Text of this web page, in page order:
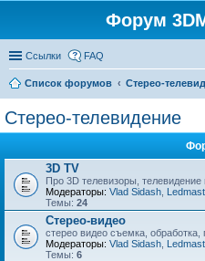
Форум
Ссылки FAQ
Список форумов
Стерео-
Стерео-телевидение
3D TV
Про 3D телевизоры, телевидение
Модераторы: Vlad Sidash
Темы: 24
Стерео-видео
стерео видео съемка,
Модераторы: Vlad Sidash
Темы: 6